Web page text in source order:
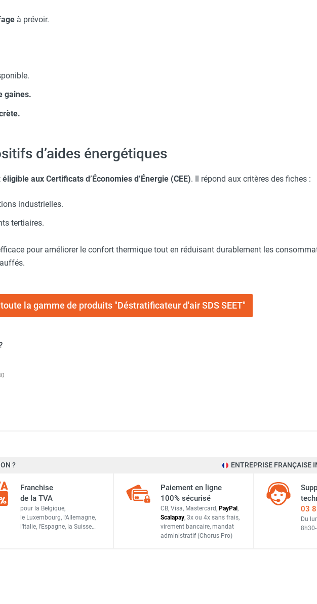
à prévoir.
gaines.
d’aides énergétiques
éligible aux Certificats d’Économies d’Énergie (CEE). Il répond aux critères des fiches :
industrielles.
tertiaires.
pour améliorer le confort thermique tout en réduisant durablement les
la gamme de produits "Déstratificateur d'air SDS SEET"
5 500 m³/h
1 350 tr/min
Thermostat de déstratification - SEET
Thermostat de déstratification - SEET
? ENTREPRISE FRANÇAISE
Franchise
de la TVA
pour la Belgique,
le Luxembourg, l'Allemagne,
l'Italie, l'Espagne, la Suisse…
Paiement en ligne
100% sécurisé
CB, Visa, Mastercard, PayPal ,
Scalapay, 3x ou 4x sans frais,
virement bancaire, mandat
administratif (Chorus Pro)
03
Du